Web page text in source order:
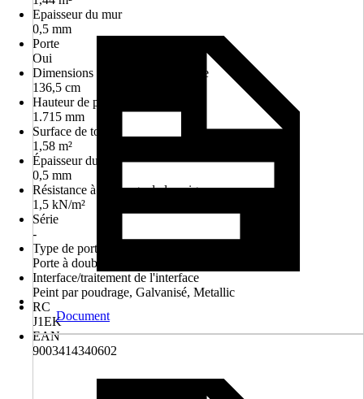
Epaisseur du mur
0,5 mm
Porte
Oui
Dimensions de passage de la porte
136,5 cm
Hauteur de passage
1.715 mm
Surface de toit
1,58 m²
Épaisseur du toit
0,5 mm
Résistance à la charge de la neige
1,5 kN/m²
Série
-
Type de porte
Porte à double battant
Interface/traitement de l'interface
Peint par poudrage, Galvanisé, Metallic
RC
J1EK
EAN
9003414340602
Document